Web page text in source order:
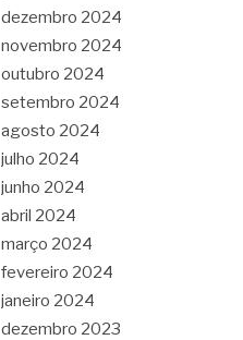
dezembro 2024
novembro 2024
outubro 2024
setembro 2024
agosto 2024
julho 2024
junho 2024
abril 2024
março 2024
fevereiro 2024
janeiro 2024
dezembro 2023